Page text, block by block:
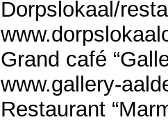
Dorpslokaal/
Grand café
www.gallery-
Restaurant